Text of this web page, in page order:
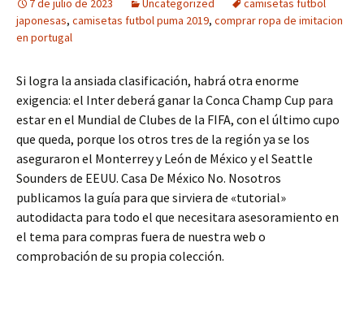
7 de julio de 2023 Uncategorized
camisetas futbol
japonesas, camisetas futbol puma 2019, comprar ropa de imitacion
en portugal
Si logra la ansiada clasificación, habrá otra enorme
exigencia: el Inter deberá ganar la Conca Champ Cup para
estar en el Mundial de Clubes de la FIFA, con el último cupo
que queda, porque los otros tres de la región ya se los
aseguraron el Monterrey y León de México y el Seattle
Sounders de EEUU. Casa De México No. Nosotros
publicamos la guía para que sirviera de «tutorial»
autodidacta para todo el que necesitara asesoramiento en
el tema para compras fuera de nuestra web o
comprobación de su propia colección.